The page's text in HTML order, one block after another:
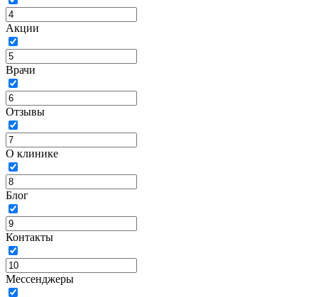
Акции
Врачи
Отзывы
О клинике
Блог
Контакты
Мессенджеры